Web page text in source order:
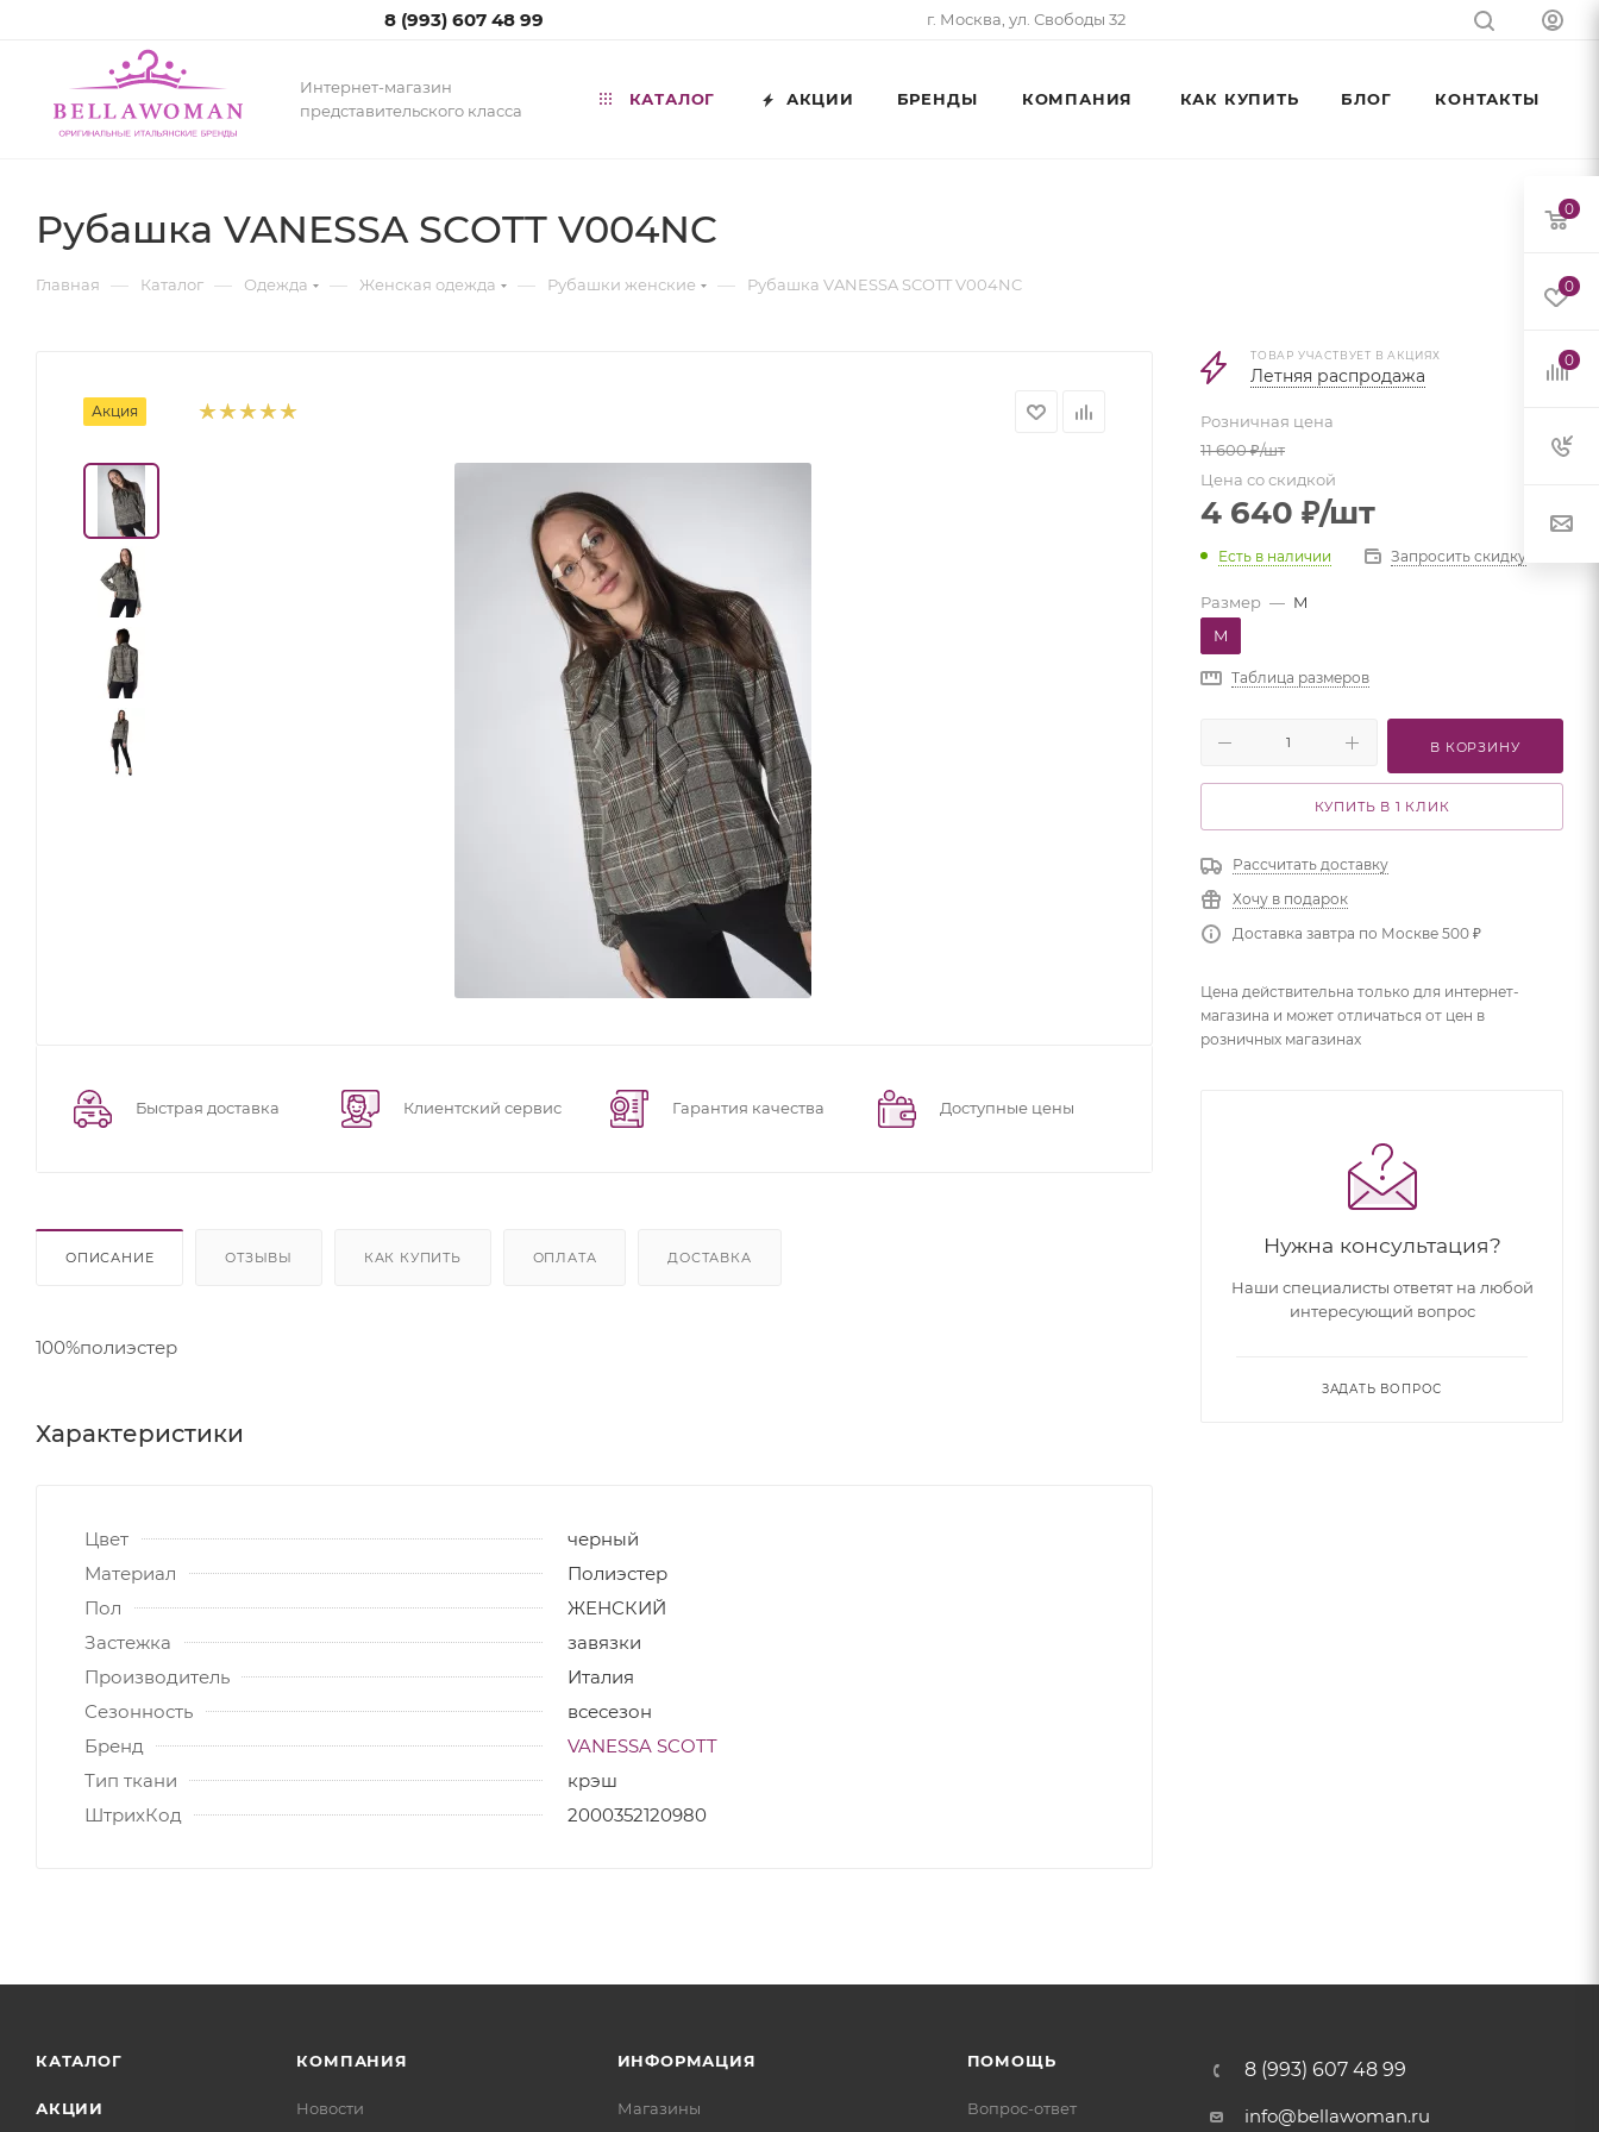
8 (993) 607 48 99 г. Москва, ул. Свободы 32
Интернет-магазин
представительского класса
КАТАЛОГ АКЦИИ БРЕНДЫ КОМПАНИЯ КАК КУПИТЬ БЛОГ КОНТАКТЫ
Рубашка VANESSA SCOTT V004NC
Главная — Каталог — Одежда — Женская одежда — Рубашки женские — Рубашка VANESSA SCOTT V004NC
Акция
Быстрая доставка Клиентский сервис Гарантия качества Доступные цены
ОПИСАНИЕ ОТЗЫВЫ КАК КУПИТЬ ОПЛАТА ДОСТАВКА
100%полиэстер
Характеристики
Цвет
черный
Материал
Полиэстер
Пол
ЖЕНСКИЙ
Застежка
завязки
Производитель
Италия
Сезонность
всесезон
Бренд
VANESSA SCOTT
Тип ткани
крэш
ШтрихКод
2000352120980
ТОВАР УЧАСТВУЕТ В АКЦИЯХ
Летняя распродажа
Розничная цена
11 600₽/шт
Цена со скидкой
4 640 ₽/шт
Есть в наличии Запросить скидку
Размер — M
M
Таблица размеров
В КОРЗИНУ
КУПИТЬ В 1 КЛИК
Рассчитать доставку
Хочу в подарок
Доставка завтра по Москве 500 ₽
Цена действительна только для интернет-
магазина и может отличаться от цен в
розничных магазинах
Нужна консультация?
Наши специалисты ответят на любой
интересующий вопрос
ЗАДАТЬ ВОПРОС
КАТАЛОГ
АКЦИИ
КОМПАНИЯ
Новости
ИНФОРМАЦИЯ
Магазины
ПОМОЩЬ
Вопрос-ответ
8 (993) 607 48 99
info@bellawoman.ru
0
0
0